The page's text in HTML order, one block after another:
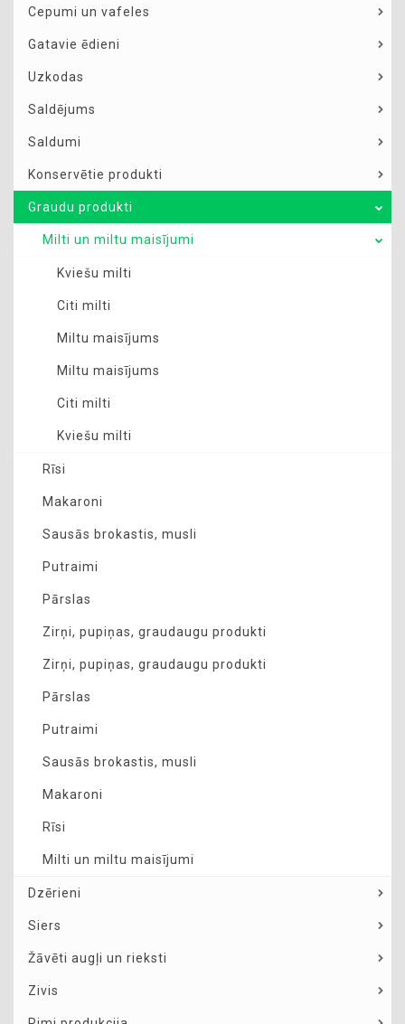
Cepumi un vafeles
Gatavie ēdieni
Uzkodas
Saldējums
Saldumi
Konservētie produkti
Graudu produkti
Milti un miltu maisījumi
Kviešu milti
Citi milti
Miltu maisījums
Miltu maisījums
Citi milti
Kviešu milti
Rīsi
Makaroni
Sausās brokastis, musli
Putraimi
Pārslas
Zirņi, pupiņas, graudaugu produkti
Zirņi, pupiņas, graudaugu produkti
Pārslas
Putraimi
Sausās brokastis, musli
Makaroni
Rīsi
Milti un miltu maisījumi
Dzērieni
Siers
Žāvēti augļi un rieksti
Zivis